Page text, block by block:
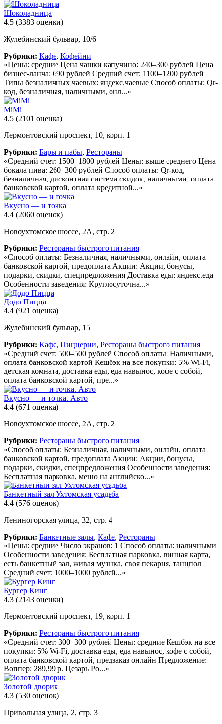
Шоколадница
4.5 (3383 оценки)
Жулебинский бульвар, 10/6
Рубрики: Кафе, Кофейни
«Цены: средние Цена чашки капучино: 240–300 рублей Цена
бизнес-ланча: 690 рублей Средний счет: 1100–1200 рублей
Типы безналичных чаевых: яндекс.чаевые Способ оплаты: Qr-
код, безналичная, наличными, онл...»
MiMi
4.5 (2101 оценка)
Лермонтовский проспект, 10, корп. 1
Рубрики: Бары и пабы, Рестораны
«Средний счет: 1500–1800 рублей Цены: выше среднего Цена
бокала пива: 260–300 рублей Способ оплаты: Qr-код,
безналичная, дисконтная система скидок, наличными, оплата
банковской картой, оплата кредитной...»
Вкусно — и точка
4.4 (2060 оценок)
Новоухтомское шоссе, 2А, стр. 2
Рубрики: Рестораны быстрого питания
«Способ оплаты: Безналичная, наличными, онлайн, оплата
банковской картой, предоплата Акции: Акции, бонусы,
подарки, скидки, спецпредложения Доставка еды: яндекс.еда
Особенности заведения: Круглосуточна...»
Додо Пицца
4.4 (921 оценка)
Жулебинский бульвар, 15
Рубрики: Кафе, Пиццерии, Рестораны быстрого питания
«Средний счет: 500–500 рублей Способ оплаты: Наличными,
оплата банковской картой Кешбэк на все покупки: 5% Wi-Fi,
детская комната, доставка еды, еда навынос, кофе с собой,
оплата банковской картой, пре...»
Вкусно — и точка. Авто
4.4 (671 оценка)
Новоухтомское шоссе, 2А, стр. 2
Рубрики: Рестораны быстрого питания
«Способ оплаты: Безналичная, наличными, онлайн, оплата
банковской картой, предоплата Акции: Акции, бонусы,
подарки, скидки, спецпредложения Особенности заведения:
Бесплатная парковка, меню на английско...»
Банкетный зал Ухтомская усадьба
4.4 (576 оценок)
Лениногорская улица, 32, стр. 4
Рубрики: Банкетные залы, Кафе, Рестораны
«Цены: средние Число экранов: 1 Способ оплаты: наличными
Особенности заведения: Бесплатная парковка, винная карта,
есть банкетный зал, живая музыка, своя пекарня, танцпол
Средний счет: 1000–1000 рублей...»
Бургер Кинг
4.3 (2143 оценки)
Лермонтовский проспект, 19, корп. 1
Рубрики: Рестораны быстрого питания
«Средний счет: 300–300 рублей Цены: средние Кешбэк на все
покупки: 5% Wi-Fi, доставка еды, еда навынос, кофе с собой,
оплата банковской картой, предзаказ онлайн Предложение:
Воппер: 289,99 р. Цезарь Ро...»
Золотой дворик
4.3 (530 оценок)
Привольная улица, 2, стр. 3